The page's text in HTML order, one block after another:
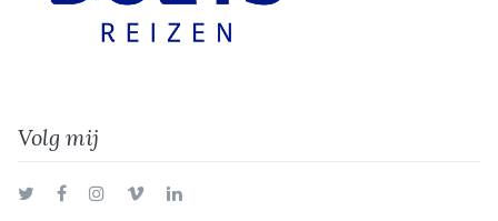
Volg mij
TwitterFacebookInstagram
VimeoLinkedIn